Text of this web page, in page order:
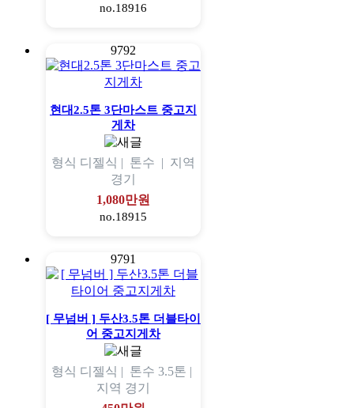
no.18916
9792
현대2.5톤 3단마스트 중고지
게차
형식 디젤식 | 톤수 | 지역
경기
1,080만원
no.18915
9791
[ 무넘버 ] 두산3.5톤 더블타이
어 중고지게차
형식 디젤식 | 톤수 3.5톤 |
지역 경기